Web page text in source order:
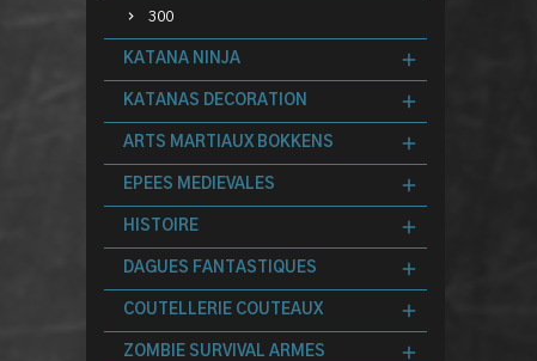
300
KATANA NINJA
KATANAS DECORATION
ARTS MARTIAUX BOKKENS
EPEES MEDIEVALES
HISTOIRE
DAGUES FANTASTIQUES
COUTELLERIE COUTEAUX
ZOMBIE SURVIVAL ARMES